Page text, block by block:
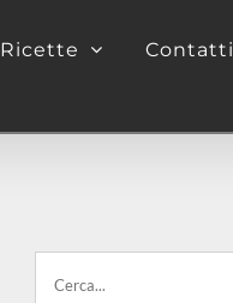
Ricette Contatti